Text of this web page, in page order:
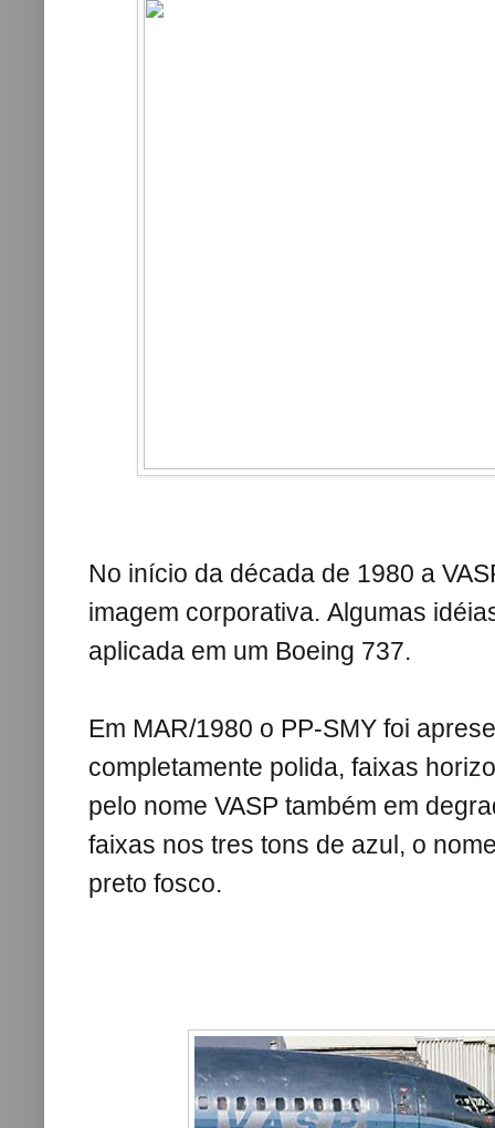
No início da década de 1980 a
imagem corporativa. Algumas
aplicada em um Boeing 737.
Em MAR/1980 o PP-SMY foi
completamente polida, faixas
pelo nome VASP também em
faixas nos tres tons de azul, o
preto fosco.